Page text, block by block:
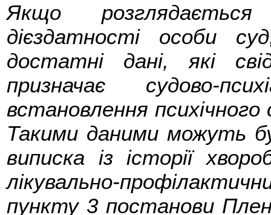
Якщо
дієздатності особи
достатні дані, які
призначає судово-
встановлення
Такими даними можуть
виписка із історії
лікувально-
пункту 3 постанови